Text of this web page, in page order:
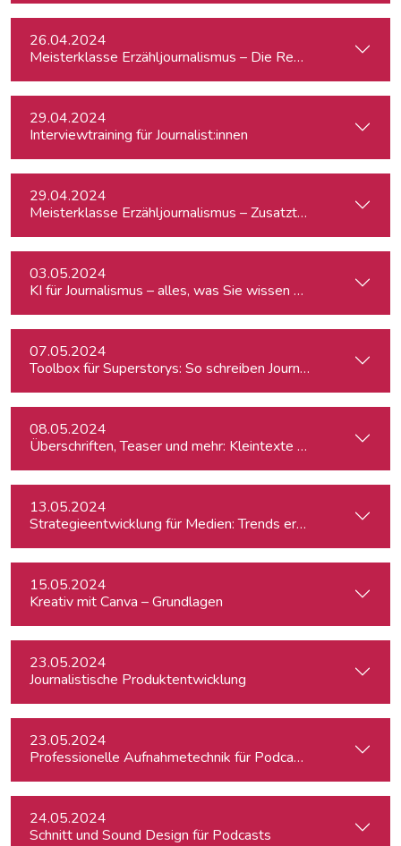
26.04.2024
Meisterklasse Erzähljournalismus – Die
29.04.2024
Interviewtraining für Journalist:innen
29.04.2024
Meisterklasse Erzähljournalismus – Zusatztermin
03.05.2024
KI für Journalismus – alles, was Sie wissen müssen
07.05.2024
Toolbox für Superstorys: So schreiben Journalist:innen
08.05.2024
Überschriften, Teaser und mehr: Kleintexte einfach besser
13.05.2024
Strategieentwicklung für Medien: Trends erkennen &
15.05.2024
Kreativ mit Canva – Grundlagen
23.05.2024
Journalistische Produktentwicklung
23.05.2024
Professionelle Aufnahmetechnik für Podcasts
24.05.2024
Schnitt und Sound Design für Podcasts